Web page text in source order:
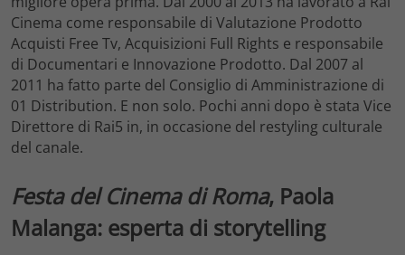
Cinema come responsabile di Valutazione Prodotto
Acquisti Free Tv, Acquisizioni Full Rights e responsabile
di Documentari e Innovazione Prodotto. Dal 2007 al
2011 ha fatto parte del Consiglio di Amministrazione di
01 Distribution. E non solo. Pochi anni dopo è stata Vice
Direttore di Rai5 in, in occasione del restyling culturale
del canale.
Festa del Cinema di Roma, Paola
Malanga: esperta di storytelling